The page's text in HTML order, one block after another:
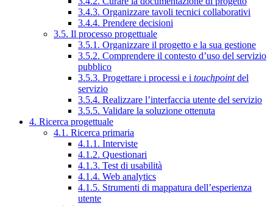
3.4.3. Organizzare tavoli tecnici collaborativi
3.4.4. Prendere decisioni
3.5. Il processo progettuale
3.5.1. Organizzare il progetto e la sua gestione
3.5.2. Comprendere il contesto d’uso del servizio
pubblico
3.5.3. Progettare i processi e i touchpointdel
servizio
3.5.4. Realizzare l’interfaccia utente del servizio
3.5.5. Validare la soluzione ottenuta
4. Ricerca progettuale
4.1. Ricerca primaria
4.1.1. Interviste
4.1.2. Questionari
4.1.3. Test di usabilità
4.1.4. Web analytics
4.1.5. Strumenti di mappatura dell’esperienza
utente